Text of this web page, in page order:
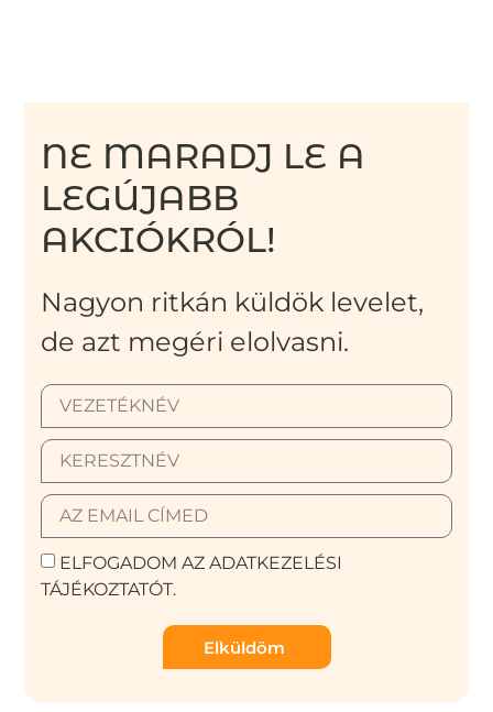
NE MARADJ LE A
LEGÚJABB
AKCIÓKRÓL!
Nagyon ritkán küldök levelet,
de azt megéri elolvasni.
ELFOGADOM AZ ADATKEZELÉSI
TÁJÉKOZTATÓT.
Elküldöm